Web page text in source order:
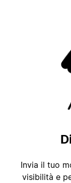
Invia il tuo
visibilità e